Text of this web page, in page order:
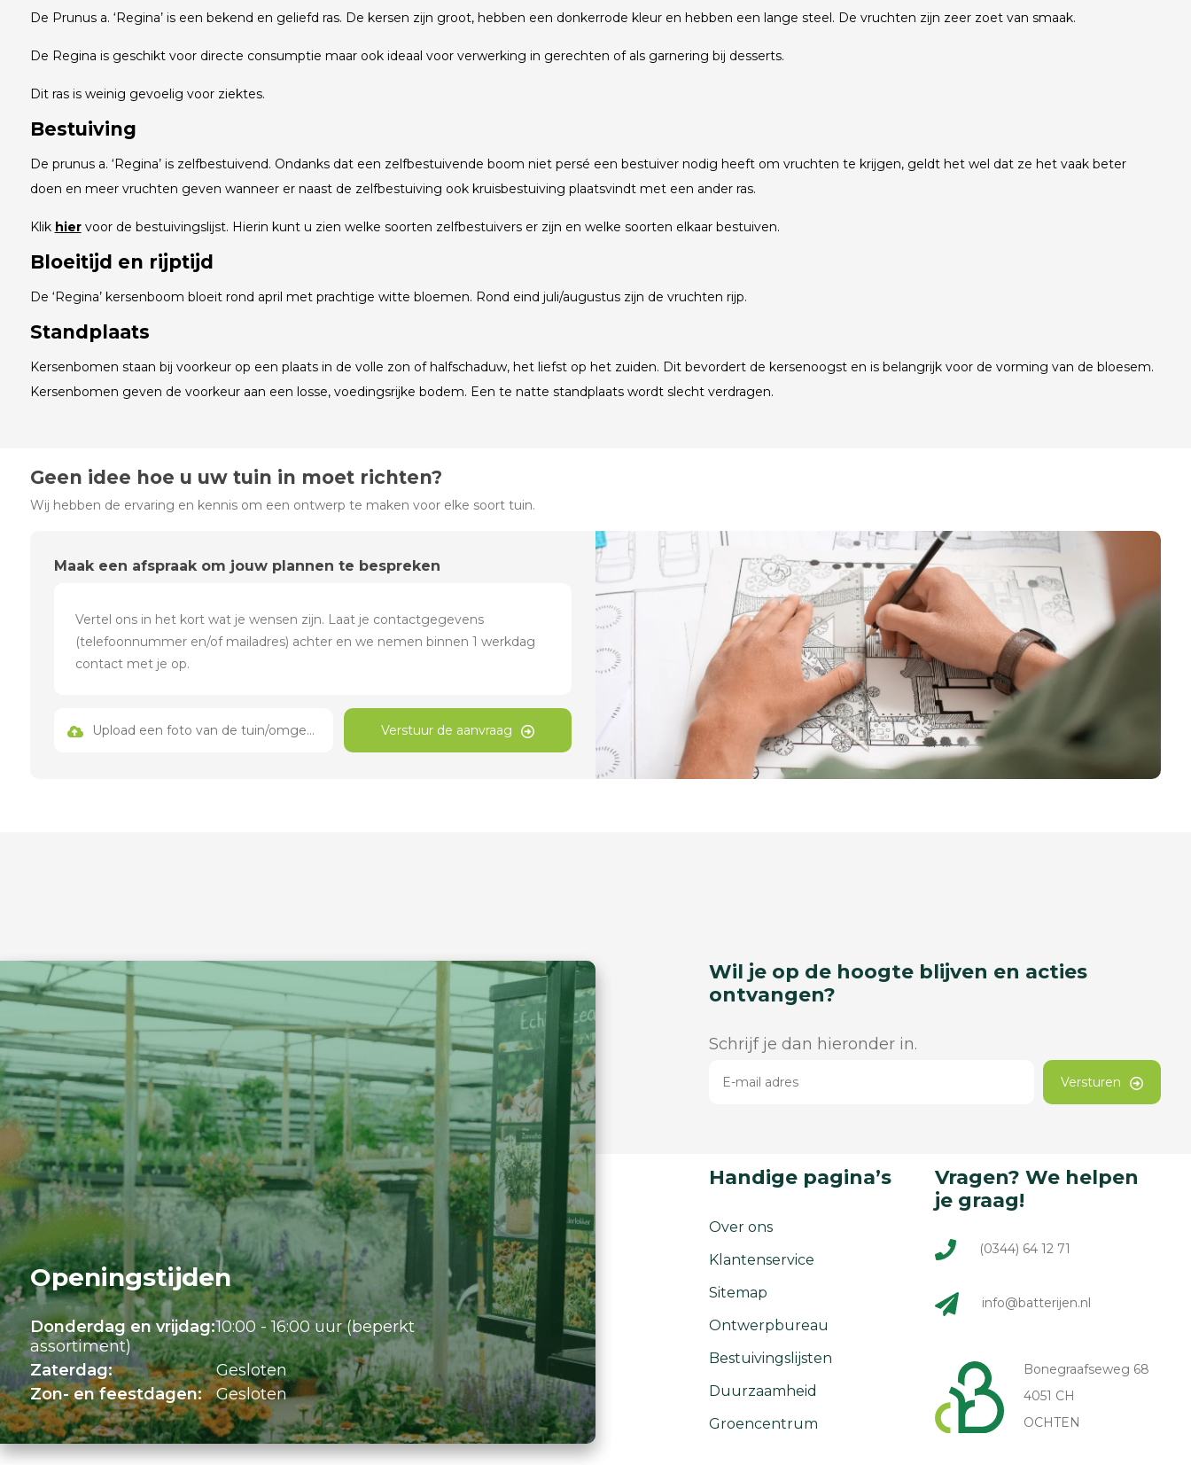
De Prunus a. ‘Regina’ is een bekend en geliefd ras. De kersen zijn groot, hebben een donkerrode kleur en hebben een lange steel. De vruchten zijn zeer zoet van smaak.
De Regina is geschikt voor directe consumptie maar ook ideaal voor verwerking in gerechten of als garnering bij desserts.
Dit ras is weinig gevoelig voor ziektes.
Bestuiving
De prunus a. ‘Regina’ is zelfbestuivend. Ondanks dat een zelfbestuivende boom niet persé een bestuiver nodig heeft om vruchten te krijgen, geldt het wel dat ze het vaak beter
doen en meer vruchten geven wanneer er naast de zelfbestuiving ook kruisbestuiving plaatsvindt met een ander ras.
Klik hiervoor de bestuivingslijst. Hierin kunt u zien welke soorten zelfbestuivers er zijn en welke soorten elkaar bestuiven.
Bloeitijd en rijptijd
De ‘Regina’ kersenboom bloeit rond april met prachtige witte bloemen. Rond eind juli/augustus zijn de vruchten rijp.
Standplaats
Kersenbomen staan bij voorkeur op een plaats in de volle zon of halfschaduw, het liefst op het zuiden. Dit bevordert de kersenoogst en is belangrijk voor de vorming van de bloesem.
Kersenbomen geven de voorkeur aan een losse, voedingsrijke bodem. Een te natte standplaats wordt slecht verdragen.
Geen idee hoe u uw tuin in moet richten?
Wij hebben de ervaring en kennis om een ontwerp te maken voor elke soort tuin.
Maak een afspraak om jouw plannen te bespreken
Upload een foto van de tuin/omgeving Verstuur de aanvraag
Openingstijden
Donderdag en vrijdag:10:00 - 16:00 uur (beperkt
assortiment)
Zaterdag:
Gesloten
Zon- en feestdagen:
Gesloten
Wil je op de hoogte blijven en acties
ontvangen?
Schrijf je dan hieronder in.
Versturen
Handige pagina’s
Over ons
Klantenservice
Sitemap
Ontwerpbureau
Bestuivingslijsten
Duurzaamheid
Groencentrum
Vragen? We helpen
je graag!
(0344) 64 12 71
info@batterijen.nl
Bonegraafseweg 68
4051 CH
OCHTEN